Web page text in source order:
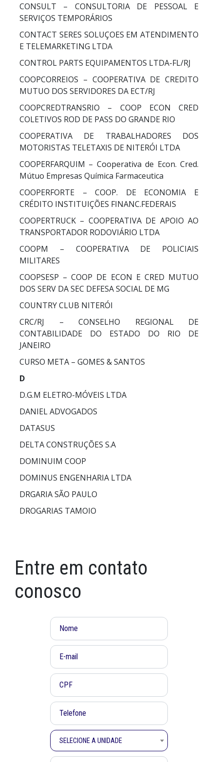
CONSULT – CONSULTORIA DE PESSOAL E
SERVIÇOS TEMPORÁRIOS
CONTACT SERES SOLUÇOES EM ATENDIMENTO
E TELEMARKETING LTDA
CONTROL PARTS EQUIPAMENTOS LTDA-FL/RJ
COOPCORREIOS – COOPERATIVA DE CREDITO
MUTUO DOS SERVIDORES DA ECT/RJ
COOPCREDTRANSRIO – COOP ECON CRED
COLETIVOS ROD DE PASS DO GRANDE RIO
COOPERATIVA DE TRABALHADORES DOS
MOTORISTAS TELETAXIS DE NITERÓI LTDA
COOPERFARQUIM – Cooperativa de Econ. Cred.
Mútuo Empresas Química Farmaceutica
COOPERFORTE – COOP. DE ECONOMIA E
CRÉDITO INSTITUIÇÕES FINANC.FEDERAIS
COOPERTRUCK – COOPERATIVA DE APOIO AO
TRANSPORTADOR RODOVIÁRIO LTDA
COOPM – COOPERATIVA DE POLICIAIS
MILITARES
COOPSESP – COOP DE ECON E CRED MUTUO
DOS SERV DA SEC DEFESA SOCIAL DE MG
COUNTRY CLUB NITERÓI
CRC/RJ – CONSELHO REGIONAL DE
CONTABILIDADE DO ESTADO DO RIO DE
JANEIRO
CURSO META – GOMES & SANTOS
D
D.G.M ELETRO-MÓVEIS LTDA
DANIEL ADVOGADOS
DATASUS
DELTA CONSTRUÇÕES S.A
DOMINUIM COOP
DOMINUS ENGENHARIA LTDA
DRGARIA SÃO PAULO
DROGARIAS TAMOIO
Entre em contato
conosco
SELECIONE A UNIDADE